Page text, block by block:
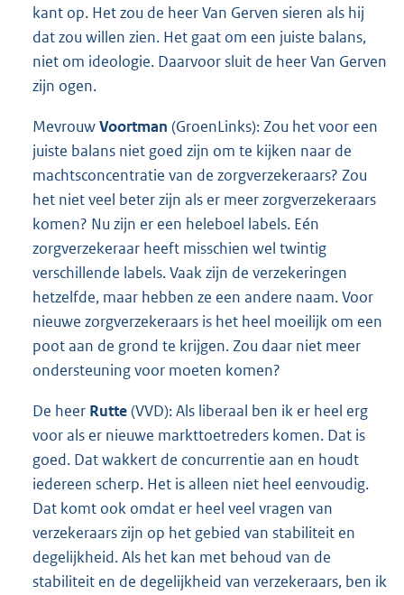
kant op. Het zou de heer Van Gerven sieren als hij
dat zou willen zien. Het gaat om een juiste balans,
niet om ideologie. Daarvoor sluit de heer Van Gerven
zijn ogen.
MevrouwVoortman (GroenLinks): Zou het voor een
juiste balans niet goed zijn om te kijken naar de
machtsconcentratie van de zorgverzekeraars? Zou
het niet veel beter zijn als er meer zorgverzekeraars
komen? Nu zijn er een heleboel labels. Eén
zorgverzekeraar heeft misschien wel twintig
verschillende labels. Vaak zijn de verzekeringen
hetzelfde, maar hebben ze een andere naam. Voor
nieuwe zorgverzekeraars is het heel moeilijk om een
poot aan de grond te krijgen. Zou daar niet meer
ondersteuning voor moeten komen?
De heer Rutte(VVD): Als liberaal ben ik er heel erg
voor als er nieuwe markttoetreders komen. Dat is
goed. Dat wakkert de concurrentie aan en houdt
iedereen scherp. Het is alleen niet heel eenvoudig.
Dat komt ook omdat er heel veel vragen van
verzekeraars zijn op het gebied van stabiliteit en
degelijkheid. Als het kan met behoud van de
stabiliteit en de degelijkheid van verzekeraars, ben ik